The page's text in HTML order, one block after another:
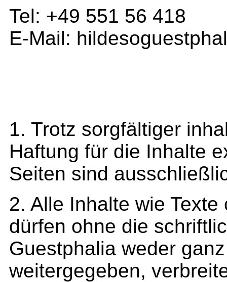
Tel: +49 551 56 418
E-Mail:
1. Trotz sorgfältiger
Haftung für die Inhalte
Seiten sind
2. Alle Inhalte wie
dürfen ohne die
Guestphalia weder
weitergegeben,